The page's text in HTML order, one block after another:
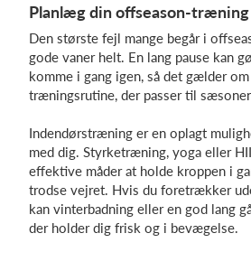
Planlæg din offseason-træning
Den største fejl mange begår i
gode vaner helt. En lang pause kan
komme i gang igen, så det gælder
træningsrutine, der passer til
Indendørstræning er en oplagt
med dig. Styrketræning, yoga eller
effektive måder at holde kroppen i
trodse vejret. Hvis du foretrækker
kan vinterbadning eller en god lang
der holder dig frisk og i bevægelse.